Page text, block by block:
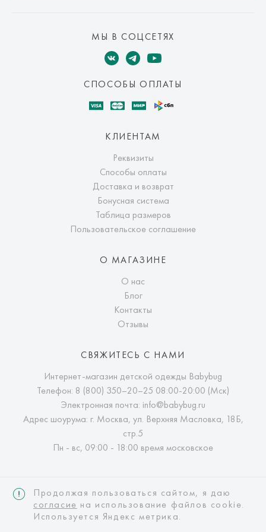
МЫ В СОЦСЕТЯХ
СПОСОБЫ ОПЛАТЫ
КЛИЕНТАМ
Реквизиты
Способы оплаты
Доставка и возврат
Бонусная система
Таблица размеров
Пользовательское соглашение
О МАГАЗИНЕ
О нас
Блог
Контакты
Отзывы
СВЯЖИТЕСЬ С НАМИ
Интернет-магазин детской одежды Babybug
Телефон: 8 (800) 350–20–25 08:00-20:00 (Мск)
Электронная почта: info@babybug.ru
Адрес шоурума: г. Москва, ул. Верхняя Масловка, 18Б,
стр.5
Пн - вс, 09:00 - 18:00 время московское
Продолжая пользоваться сайтом, я даю
согласие на использование файлов cookie.
Используется Яндекс метрика.